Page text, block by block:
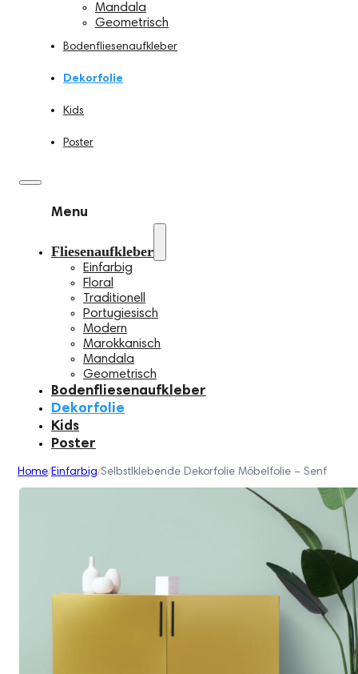
Mandala
Geometrisch
Bodenfliesenaufkleber
Dekorfolie
Kids
Poster
Menu
Fliesenaufkleber
Einfarbig
Floral
Traditionell
Portugiesisch
Modern
Marokkanisch
Mandala
Geometrisch
Bodenfliesenaufkleber
Dekorfolie
Kids
Poster
Home/Einfarbig/Selbstlklebende Dekorfolie Möbelfolie – Senf